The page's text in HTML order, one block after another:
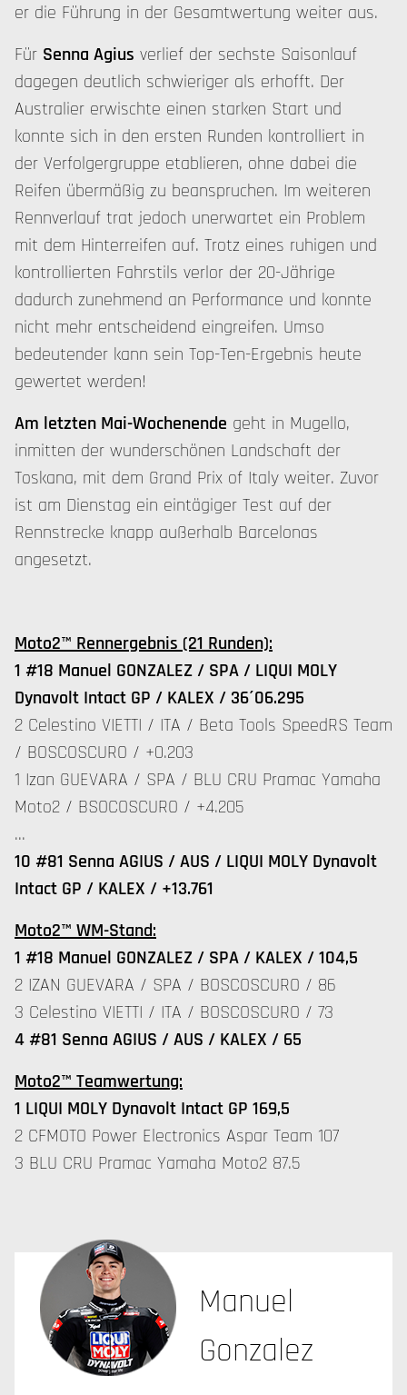
er die Führung in der Gesamtwertung weiter aus.
Für Senna Agius verlief der sechste Saisonlauf
dagegen deutlich schwieriger als erhofft. Der
Australier erwischte einen starken Start und
konnte sich in den ersten Runden kontrolliert in
der Verfolgergruppe etablieren, ohne dabei die
Reifen übermäßig zu beanspruchen. Im weiteren
Rennverlauf trat jedoch unerwartet ein Problem
mit dem Hinterreifen auf. Trotz eines ruhigen und
kontrollierten Fahrstils verlor der 20-Jährige
dadurch zunehmend an Performance und konnte
nicht mehr entscheidend eingreifen. Umso
bedeutender kann sein Top-Ten-Ergebnis heute
gewertet werden!
Am letzten Mai-Wochenende geht in Mugello,
inmitten der wunderschönen Landschaft der
Toskana, mit dem Grand Prix of Italy weiter. Zuvor
ist am Dienstag ein eintägiger Test auf der
Rennstrecke knapp außerhalb Barcelonas
angesetzt.
Moto2™ Rennergebnis (21 Runden):
1 #18 Manuel GONZALEZ / SPA / LIQUI MOLY
Dynavolt Intact GP / KALEX / 36´06.295
2 Celestino VIETTI / ITA / Beta Tools SpeedRS Team
/ BOSCOSCURO / +0.203
1 Izan GUEVARA / SPA / BLU CRU Pramac Yamaha
Moto2 / BSOCOSCURO / +4.205
…
10 #81 Senna AGIUS / AUS / LIQUI MOLY Dynavolt
Intact GP / KALEX / +13.761
Moto2™ WM-Stand:
1 #18 Manuel GONZALEZ / SPA / KALEX / 104,5
2 IZAN GUEVARA / SPA / BOSCOSCURO / 86
3 Celestino VIETTI / ITA / BOSCOSCURO / 73
4 #81 Senna AGIUS / AUS / KALEX / 65
Moto2™ Teamwertung:
1 LIQUI MOLY Dynavolt Intact GP 169,5
2 CFMOTO Power Electronics Aspar Team 107
3 BLU CRU Pramac Yamaha Moto2 87.5
Manuel
Gonzalez